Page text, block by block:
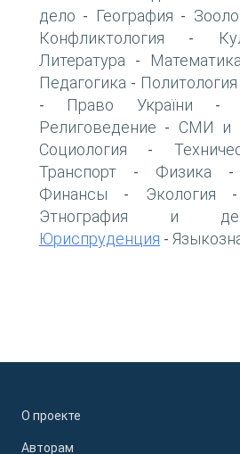
дело - География -
Конфликтология -
Литература - Математика
Педагогика - Политология
- Право України -
Религоведение - СМИ и
Социология -
Транспорт - Физика
Финансы - Экология
Этнография и
Юриспруденция -
О проекте
Авторам